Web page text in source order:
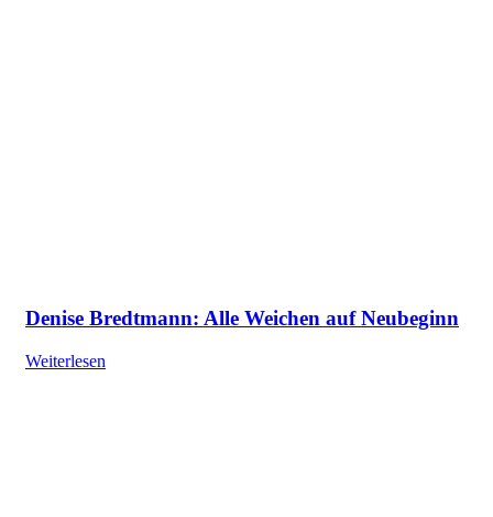
Denise Bredtmann: Alle Weichen auf Neubeginn
Weiterlesen